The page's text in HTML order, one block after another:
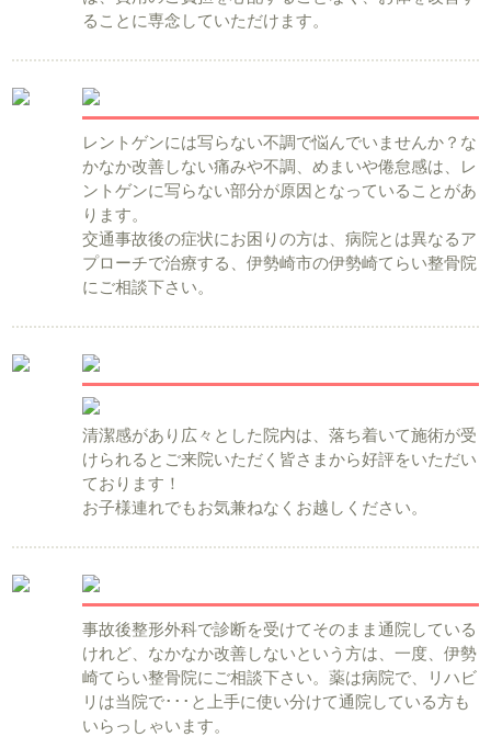
ることに専念していただけます。
レントゲンには写らない不調で悩んでいませんか？な
かなか改善しない痛みや不調、めまいや倦怠感は、レ
ントゲンに写らない部分が原因となっていることがあ
ります。
交通事故後の症状にお困りの方は、病院とは異なるア
プローチで治療する、伊勢崎市の伊勢崎てらい整骨院
にご相談下さい。
清潔感があり広々とした院内は、落ち着いて施術が受
けられるとご来院いただく皆さまから好評をいただい
ております！
お子様連れでもお気兼ねなくお越しください。
事故後整形外科で診断を受けてそのまま通院している
けれど、なかなか改善しないという方は、一度、伊勢
崎てらい整骨院にご相談下さい。薬は病院で、リハビ
リは当院で･･･と上手に使い分けて通院している方も
いらっしゃいます。